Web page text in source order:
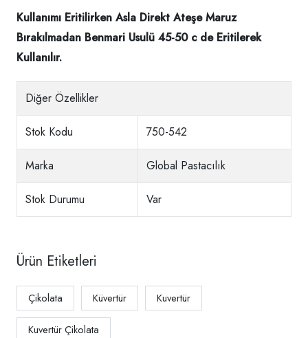
Kullanımı Eritilirken Asla Direkt Ateşe Maruz
Bırakılmadan Benmari Usulü 45-50 c de Eritilerek
Kullanılır.
Diğer Özellikler
Stok Kodu 750-542
Marka Global Pastacılık
Stok Durumu Var
Ürün Etiketleri
Çikolata Küvertür Kuvertür
Kuvertür Çikolata